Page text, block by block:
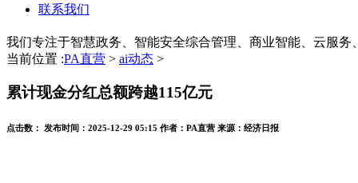
联系我们
我们专注于智慧政务、智能安全综合管理、商业智能、云服务
当前位置 :PA直营 > ai动态 >
累计现金分红总额跨越115亿元
点击数： 发布时间： 2025-12-29 05:15 作者： PA直营 来源： 经济日报